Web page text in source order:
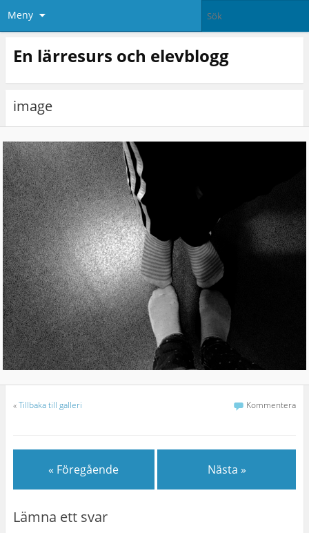
Meny
En lärresurs och elevblogg
image
«Tillbaka till galleri Kommentera
« Föregående Nästa »
Lämna ett svar